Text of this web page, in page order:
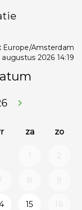
Europe/Amsterdam
augustus 2026 14:19
keyboard_arrow_right
za zo
1 2
8 9
15 16